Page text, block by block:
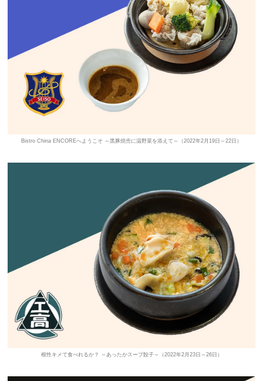
Bistro China ENCOREへようこそ ～黒豚焼売に温野菜を添えて～（2022年2月19日～22日）
根性キメて食べれるか？ ～あったかスープ餃子～（2022年2月23日～26日）